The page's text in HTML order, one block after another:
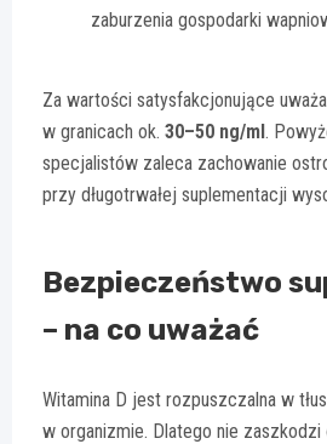
zaburzenia gospodarki
Za wartości satysfakcjonujące
w granicach ok. 30–50 ng/ml.
specjalistów zaleca zachowanie
przy długotrwałej suplementacji
Bezpieczeństwo
– na co uważać
Witamina D jest rozpuszczalna w
w organizmie. Dlatego nie